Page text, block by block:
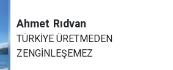
Ahmet Rıdvan
TÜRKİYE ÜRETMEDEN
ZENGİNLEŞEMEZ